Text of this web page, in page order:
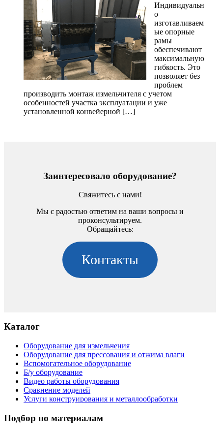
Индивидуальн
о
изготавливаем
ые опорные
рамы
обеспечивают
максимальную
гибкость. Это
позволяет без
проблем
производить монтаж измельчителя с учетом
особенностей участка эксплуатации и уже
установленной конвейерной […]
Заинтересовало оборудование?
Свяжитесь с нами!
Мы с радостью ответим на ваши вопросы и
проконсультируем.
Обращайтесь:
Контакты
Каталог
Оборудование для измельчения
Оборудование для прессования и отжима влаги
Вспомогательное оборудование
Б/у оборудование
Видео работы оборудования
Сравнение моделей
Услуги конструирования и металлообработки
Подбор по материалам